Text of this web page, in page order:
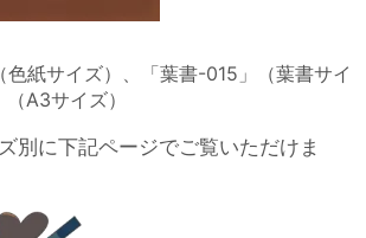
色紙サイズ）、「葉書-015」（葉書サイ
A3サイズ）
別に下記ページでご覧いただけま